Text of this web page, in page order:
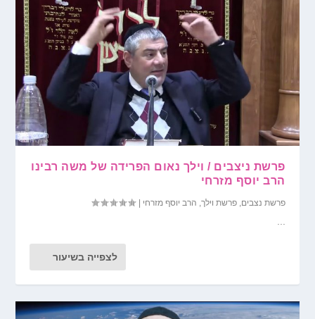
פרשת ניצבים / וילך נאום הפרידה של משה רבינו
הרב יוסף מזרחי
פרשת נצבים ,פרשת וילך הרב יוסף מזרחי |
לצפייה בשיעור